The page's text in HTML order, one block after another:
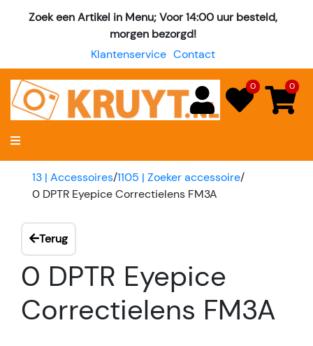
Zoek een Artikel in Menu; Voor 14:00 uur besteld,
morgen bezorgd!
Klantenservice Contact
0 0
13 | Accessoires/1105 | Zoeker accessoire/
0 DPTR Eyepice Correctielens FM3A
Terug
0 DPTR Eyepice
Correctielens FM3A